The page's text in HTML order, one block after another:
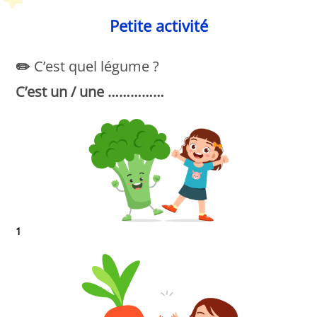
Petite activité
✏️ C’est quel légume ?
C’est un / une ……………
1